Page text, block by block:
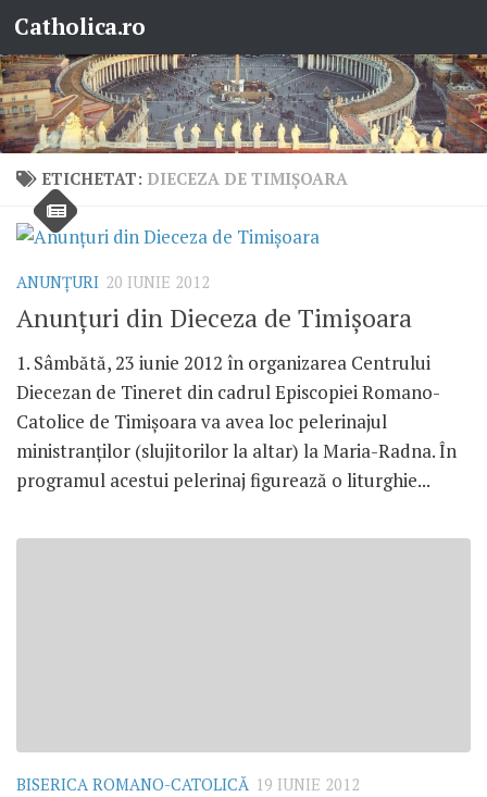
Skip to content
Catholica.ro
ETICHETAT: DIECEZA DE TIMIȘOARA
ANUNŢURI 20 IUNIE 2012
Anunţuri din Dieceza de Timişoara
1. Sâmbătă, 23 iunie 2012 în organizarea Centrului
Diecezan de Tineret din cadrul Episcopiei Romano-
Catolice de Timişoara va avea loc pelerinajul
ministranţilor (slujitorilor la altar) la Maria-Radna. În
programul acestui pelerinaj figurează o liturghie...
BISERICA ROMANO-CATOLICĂ 19 IUNIE 2012